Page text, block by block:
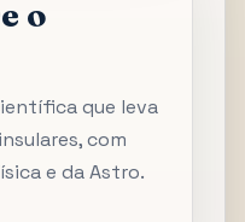
o
que leva
com
e da Astro.